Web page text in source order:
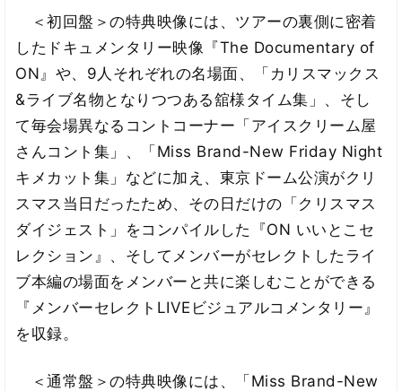
＜初回盤＞の特典映像には、ツアーの裏側に密着
したドキュメンタリー映像『The Documentary of
ON』や、9人それぞれの名場面、「カリスマックス
&ライブ名物となりつつある舘様タイム集」、そし
て毎会場異なるコントコーナー「アイスクリーム屋
さんコント集」、「Miss Brand-New Friday Night
キメカット集」などに加え、東京ドーム公演がクリ
スマス当日だったため、その日だけの「クリスマス
ダイジェスト」をコンパイルした『ON いいとこセ
レクション』、そしてメンバーがセレクトしたライ
ブ本編の場面をメンバーと共に楽しむことができる
『メンバーセレクトLIVEビジュアルコメンタリー』
を収録。
＜通常盤＞の特典映像には、「Miss Brand-New